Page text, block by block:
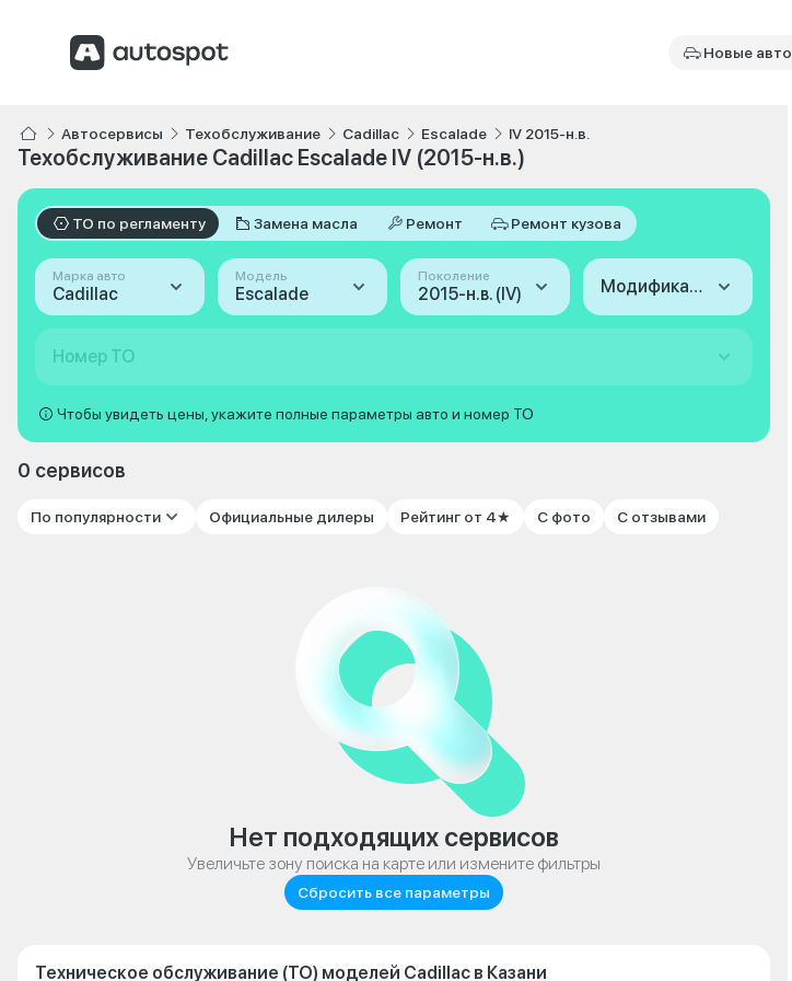
Новые авто
Автосервисы Техобслуживание Cadillac Escalade IV 2015-н.в.
Техобслуживание Cadillac Escalade IV (2015-н.в.)
ТО по регламенту Замена масла Ремонт Ремонт кузова
Марка авто
Cadillac
Модель
Escalade
Поколение
2015-н.в. (IV) Модификация
Номер ТО
Чтобы увидеть цены, укажите полные параметры авто и номер ТО
0 сервисов
По популярности Официальные дилеры Рейтинг от 4★ С фото С отзывами
Нет подходящих сервисов
Увеличьте зону поиска на карте или измените фильтры
Сбросить все параметры
Техническое обслуживание (ТО) моделей Cadillac в Казани